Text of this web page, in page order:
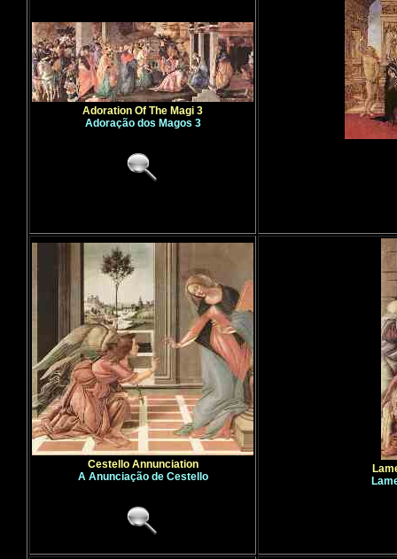
Adoration Of The Magi 3
Adoração dos Magos 3
Cestello Annunciation
A Anunciação de Cestello